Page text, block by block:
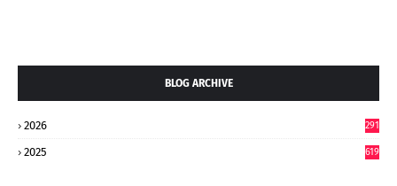
BLOG ARCHIVE
2026 291
2025 619